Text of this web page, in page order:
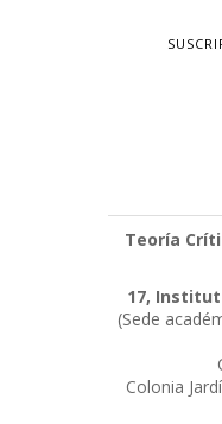
Teoría
17,
(Sede
Colonia